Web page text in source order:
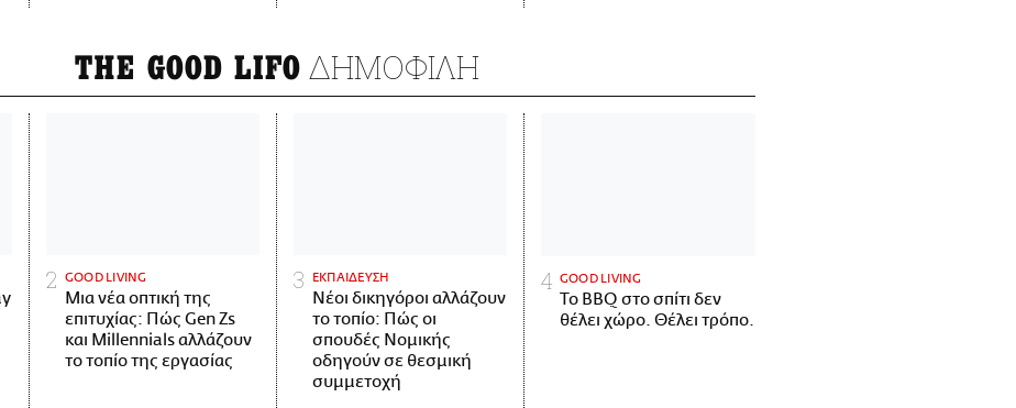
THE GOOD LIFO ΔΗΜΟΦΙΛΗ
GOOD LIVING
Μια νέα οπτική της
επιτυχίας: Πώς Gen Zs
και Millennials αλλάζουν
το τοπίο της εργασίας
ΕΚΠΑΙΔΕΥΣΗ
Νέοι δικηγόροι αλλάζουν
το τοπίο: Πώς οι
σπουδές Νομικής
οδηγούν σε θεσμική
συμμετοχή
GOOD LIVING
Το BBQ στο σπίτι δεν
θέλει χώρο. Θέλει τρόπο.